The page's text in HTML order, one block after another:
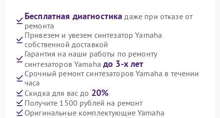
Бесплатная диагностика даже при отказе от
ремонта
Привезем и увезем синтезатор Yamaha
собственной доставкой
Гарантия на наши работы по ремонту
синтезаторов Yamahaдо 3-х лет
Срочный ремонт синтезаторов Yamaha в течении
часа
Скидка для вас до 20%
Получите 1500 рублей на ремонт
Оригинальные комплектующие Yamaha